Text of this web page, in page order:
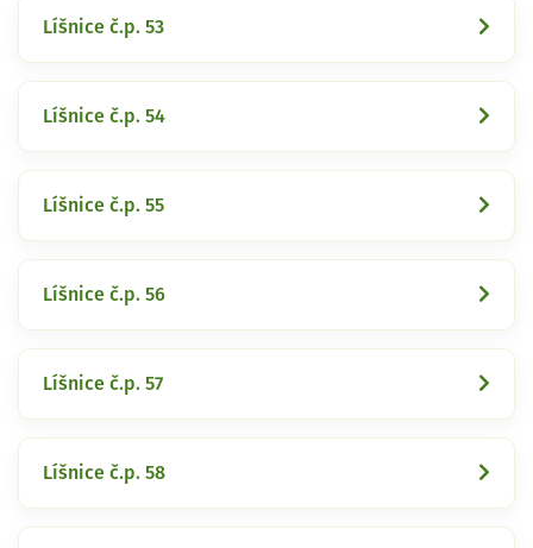
Líšnice č.p. 53
Líšnice č.p. 54
Líšnice č.p. 55
Líšnice č.p. 56
Líšnice č.p. 57
Líšnice č.p. 58